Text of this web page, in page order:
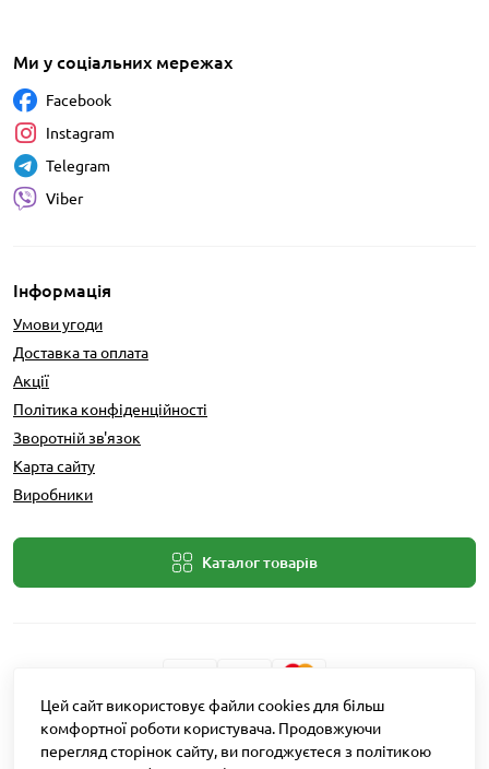
Інформація
Умови угоди
Доставка та оплата
Акції
Політика конфіденційності
Зворотній зв'язок
Карта сайту
Виробники
Каталог товарів
Ми у соціальних мережах
Facebook
Instagram
Telegram
Viber
Розробник: Intent Solutions
Цей сайт використовує файли cookies для більш
комфортної роботи користувача. Продовжуючи
перегляд сторінок сайту, ви погоджуєтеся з політикою